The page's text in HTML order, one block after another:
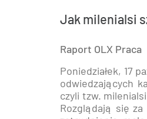
Jak milenialsi
Raport OLX Praca
Poniedziałek, 17
odwiedzających
czyli tzw.
Rozglądają się